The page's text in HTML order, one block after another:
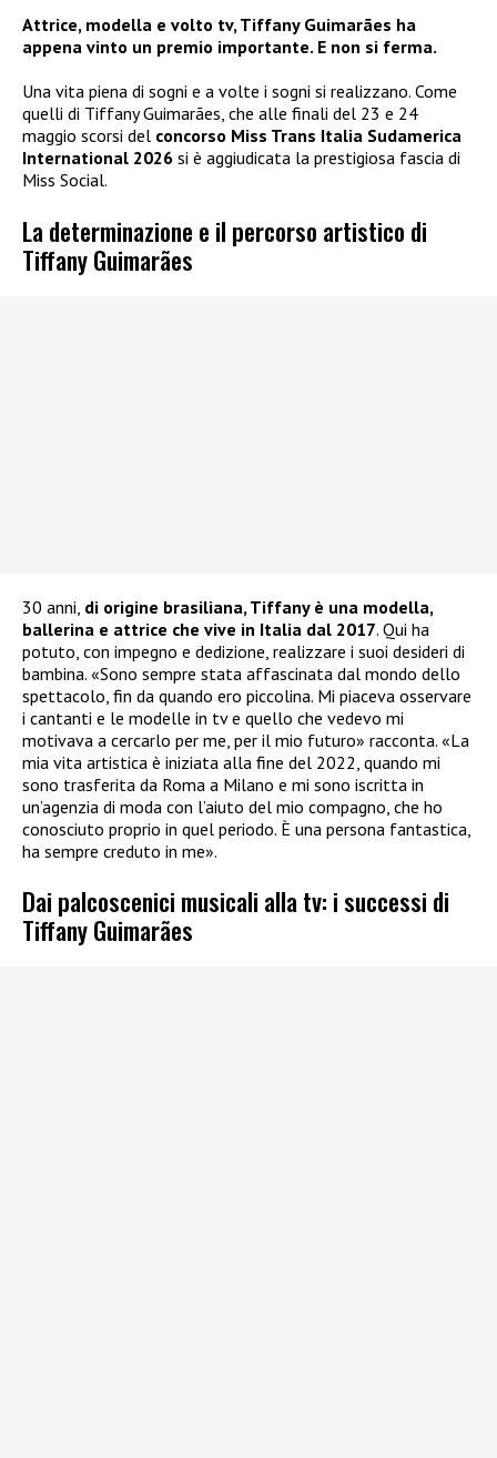
Attrice, modella e volto tv, Tiffany Guimarães ha
appena vinto un premio importante. E non si ferma.
Una vita piena di sogni e a volte i sogni si realizzano. Come
quelli di Tiffany Guimarães, che alle finali del 23 e 24
maggio scorsi del concorso Miss Trans Italia Sudamerica
International 2026 si è aggiudicata la prestigiosa fascia di
Miss Social.
La determinazione e il percorso artistico di
Tiffany Guimarães
30 anni, di origine brasiliana, Tiffany è una modella,
ballerina e attrice che vive in Italia dal 2017. Qui ha
potuto, con impegno e dedizione, realizzare i suoi desideri di
bambina. «Sono sempre stata affascinata dal mondo dello
spettacolo, fin da quando ero piccolina. Mi piaceva osservare
i cantanti e le modelle in tv e quello che vedevo mi
motivava a cercarlo per me, per il mio futuro» racconta. «La
mia vita artistica è iniziata alla fine del 2022, quando mi
sono trasferita da Roma a Milano e mi sono iscritta in
un’agenzia di moda con l’aiuto del mio compagno, che ho
conosciuto proprio in quel periodo. È una persona fantastica,
ha sempre creduto in me».
Dai palcoscenici musicali alla tv: i successi di
Tiffany Guimarães